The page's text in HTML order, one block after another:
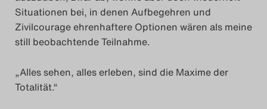
Situationen bei, in denen Aufbegehren und
Zivilcourage ehrenhaftere Optionen wären als meine
still beobachtende Teilnahme.
„Alles sehen, alles erleben, sind die Maxime der
Totalität.“